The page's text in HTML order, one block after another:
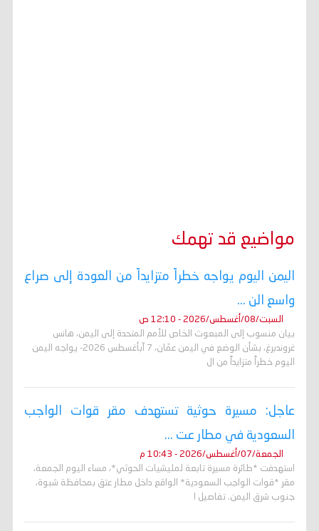
مواضيع قد تهمك
اليمن اليوم يواجه خطراً متزايداً من العودة إلى صراع
واسع الن ...
السبت/08/أغسطس/2026 - 12:10 ص
بيان منسوب إلى المبعوث الخاص للأمم المتحدة إلى اليمن، هانس
غروندبرغ، بشأن الوضع في اليمن عمّان، 7 آبأغسطس 2026- يواجه اليمن
اليوم خطراً متزايداً من ال
عاجل: مسيرة حوثية تستهدف مقر قوات الواجب
السعودية في مطار عت ...
الجمعة/07/أغسطس/2026 - 10:43 م
استهدفت *طائرة مسيرة تابعة لمليشيات الحوثي*، مساء اليوم الجمعة،
مقر *قوات الواجب السعودية* الواقع داخل مطار عتق بمحافظة شبوة،
جنوب شرق اليمن. تفاصيل ا